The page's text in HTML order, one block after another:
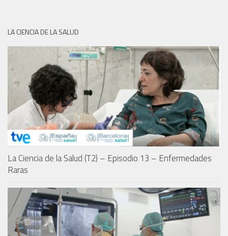
LA CIENCIA DE LA SALUD
La Ciencia de la Salud (T2) – Episodio 13 – Enfermedades
Raras